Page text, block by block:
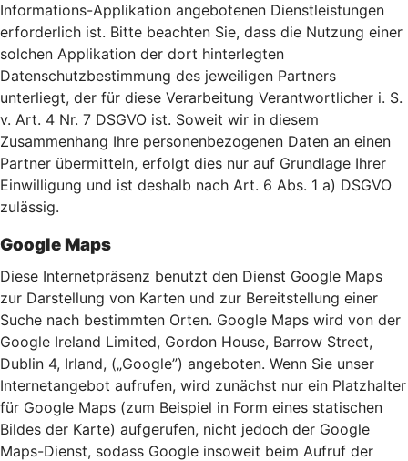
Informations-Applikation angebotenen Dienstleistungen
erforderlich ist. Bitte beachten Sie, dass die Nutzung einer
solchen Applikation der dort hinterlegten
Datenschutzbestimmung des jeweiligen Partners
unterliegt, der für diese Verarbeitung Verantwortlicher i. S.
v. Art. 4 Nr. 7 DSGVO ist. Soweit wir in diesem
Zusammenhang Ihre personenbezogenen Daten an einen
Partner übermitteln, erfolgt dies nur auf Grundlage Ihrer
Einwilligung und ist deshalb nach Art. 6 Abs. 1 a) DSGVO
zulässig.
Google Maps
Diese Internetpräsenz benutzt den Dienst Google Maps
zur Darstellung von Karten und zur Bereitstellung einer
Suche nach bestimmten Orten. Google Maps wird von der
Google Ireland Limited, Gordon House, Barrow Street,
Dublin 4, Irland, („Google”) angeboten. Wenn Sie unser
Internetangebot aufrufen, wird zunächst nur ein Platzhalter
für Google Maps (zum Beispiel in Form eines statischen
Bildes der Karte) aufgerufen, nicht jedoch der Google
Maps-Dienst, sodass Google insoweit beim Aufruf der